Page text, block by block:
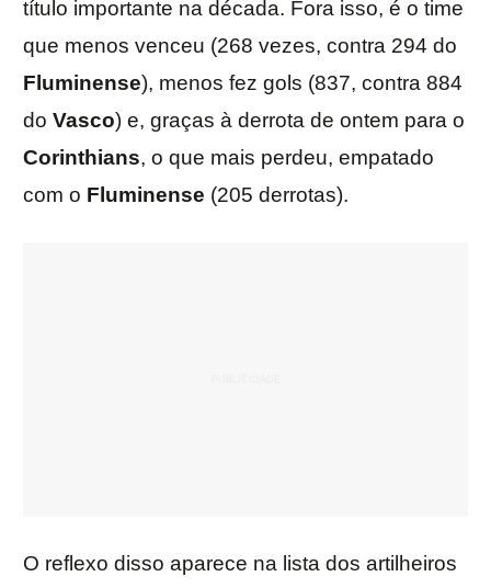
título importante na década. Fora isso, é o time
que menos venceu (268 vezes, contra 294 do
Fluminense), menos fez gols (837, contra 884
do Vasco) e, graças à derrota de ontem para o
Corinthians, o que mais perdeu, empatado
com o Fluminense (205 derrotas).
O reflexo disso aparece na lista dos artilheiros